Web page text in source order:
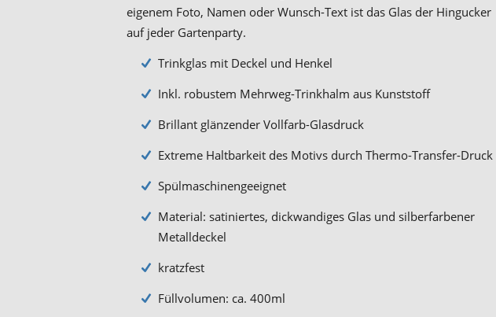
eigenem Foto, Namen oder Wunsch-Text ist das Glas der Hingucker
auf jeder Gartenparty.
Trinkglas mit Deckel und Henkel
Inkl. robustem Mehrweg-Trinkhalm aus Kunststoff
Brillant glänzender Vollfarb-Glasdruck
Extreme Haltbarkeit des Motivs durch Thermo-Transfer-Druck
Spülmaschinengeeignet
Material: satiniertes, dickwandiges Glas und silberfarbener
Metalldeckel
kratzfest
Füllvolumen: ca. 400ml